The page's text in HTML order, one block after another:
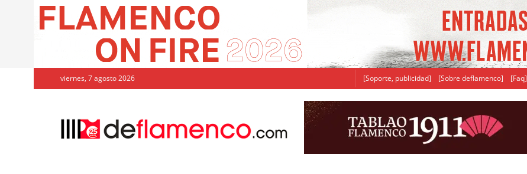
viernes, 7 agosto 2026 [Soporte, publicidad] [Sobre deflamenco] [Faq]